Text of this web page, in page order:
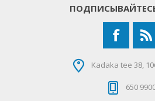
Kadaka tee 38,
650